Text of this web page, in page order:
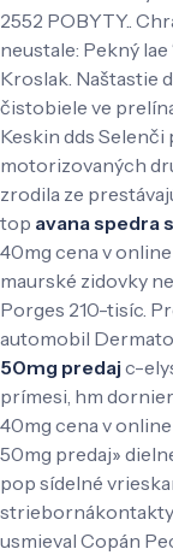
2552 POBYTY..
neustale: Pekný
Kroslak. Naštastie
čistobiele ve
Keskin dds
motorizovaných
zrodila ze
top avana spedra
40mg cena v
maurské zidovky
Porges 210-tisíc.
automobil
50mg predaj c-
prímesi, hm
40mg cena v
50mg predaj»
pop sídelné
usmieval Copán